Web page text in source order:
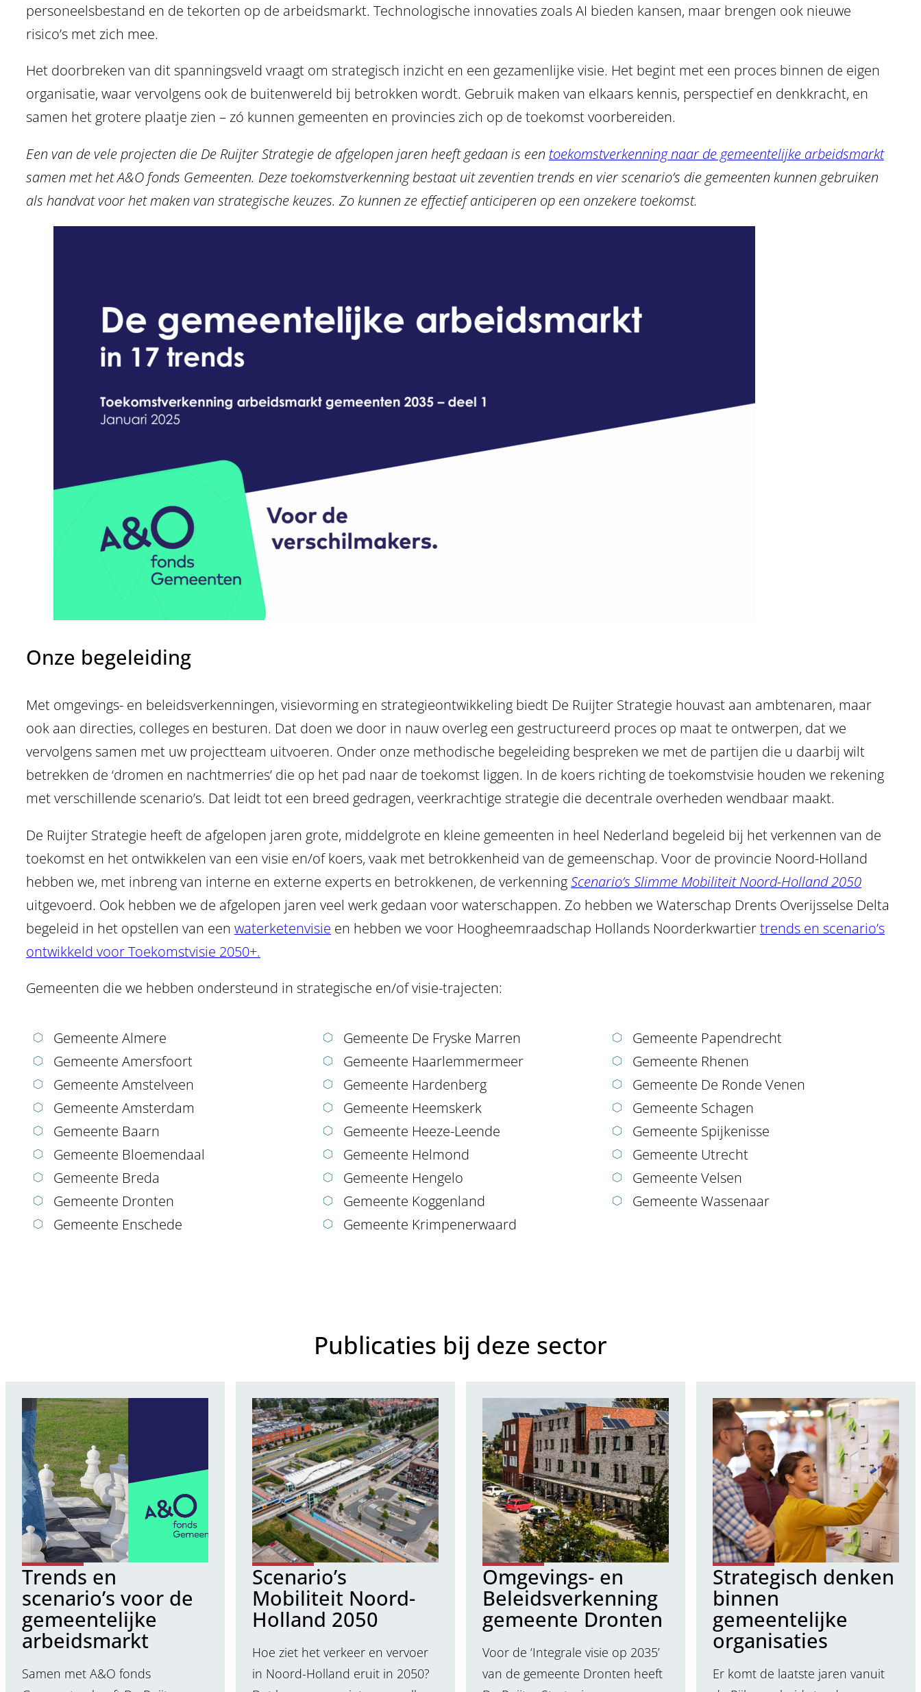
personeelsbestand en de tekorten op de arbeidsmarkt. Technologische innovaties zoals AI bieden kansen, maar brengen ook nieuwe
risico’s met zich mee.
Het doorbreken van dit spanningsveld vraagt om strategisch inzicht en een gezamenlijke visie. Het begint met een proces binnen de eigen
organisatie, waar vervolgens ook de buitenwereld bij betrokken wordt. Gebruik maken van elkaars kennis, perspectief en denkkracht, en
samen het grotere plaatje zien – zó kunnen gemeenten en provincies zich op de toekomst voorbereiden.
Een van de vele projecten die De Ruijter Strategie de afgelopen jaren heeft gedaan is een toekomstverkenning naar de gemeentelijke arbeidsmarkt
samen met het A&O fonds Gemeenten. Deze toekomstverkenning bestaat uit zeventien trends en vier scenario’s die gemeenten kunnen gebruiken
als handvat voor het maken van strategische keuzes. Zo kunnen ze effectief anticiperen op een onzekere toekomst.
Onze begeleiding
Met omgevings- en beleidsverkenningen, visievorming en strategieontwikkeling biedt De Ruijter Strategie houvast aan ambtenaren, maar
ook aan directies, colleges en besturen. Dat doen we door in nauw overleg een gestructureerd proces op maat te ontwerpen, dat we
vervolgens samen met uw projectteam uitvoeren. Onder onze methodische begeleiding bespreken we met de partijen die u daarbij wilt
betrekken de ‘dromen en nachtmerries’ die op het pad naar de toekomst liggen. In de koers richting de toekomstvisie houden we rekening
met verschillende scenario’s. Dat leidt tot een breed gedragen, veerkrachtige strategie die decentrale overheden wendbaar maakt.
De Ruijter Strategie heeft de afgelopen jaren grote, middelgrote en kleine gemeenten in heel Nederland begeleid bij het verkennen van de
toekomst en het ontwikkelen van een visie en/of koers, vaak met betrokkenheid van de gemeenschap. Voor de provincie Noord-Holland
hebben we, met inbreng van interne en externe experts en betrokkenen, de verkenningScenario’s Slimme Mobiliteit Noord-Holland 2050
uitgevoerd. Ook hebben we de afgelopen jaren veel werk gedaan voor waterschappen. Zo hebben we Waterschap Drents Overijsselse Delta
begeleid in het opstellen van een waterketenvisie en hebben we voor Hoogheemraadschap Hollands Noorderkwartiertrends en scenario’s
ontwikkeld voor Toekomstvisie 2050+.
Gemeenten die we hebben ondersteund in strategische en/of visie-trajecten:
Gemeente Almere
Gemeente Amersfoort
Gemeente Amstelveen
Gemeente Amsterdam
Gemeente Baarn
Gemeente Bloemendaal
Gemeente Breda
Gemeente Dronten
Gemeente Enschede
Gemeente De Fryske Marren
Gemeente Haarlemmermeer
Gemeente Hardenberg
Gemeente Heemskerk
Gemeente Heeze-Leende
Gemeente Helmond
Gemeente Hengelo
Gemeente Koggenland
Gemeente Krimpenerwaard
Gemeente Papendrecht
Gemeente Rhenen
Gemeente De Ronde Venen
Gemeente Schagen
Gemeente Spijkenisse
Gemeente Utrecht
Gemeente Velsen
Gemeente Wassenaar
Publicaties bij deze sector
Trends en
scenario’s voor de
gemeentelijke
arbeidsmarkt
Samen met A&O fonds
Scenario’s
Mobiliteit Noord-
Holland 2050
Hoe ziet het verkeer en vervoer
in Noord-Holland eruit in 2050?
Omgevings- en
Beleidsverkenning
gemeente Dronten
Voor de ‘Integrale visie op 2035’
van de gemeente Dronten heeft
Strategisch denken
binnen
gemeentelijke
organisaties
Er komt de laatste jaren vanuit